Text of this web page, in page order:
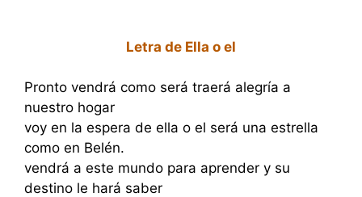
Letra de Ella o el
Pronto vendrá como será traerá alegría a
nuestro hogar
voy en la espera de ella o el será una estrella
como en Belén.
vendrá a este mundo para aprender y su
destino le hará saber